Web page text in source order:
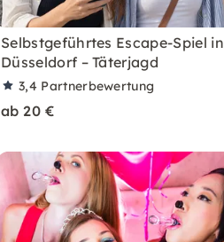
Selbstgeführtes Escape-Spiel in
Düsseldorf – Täterjagd
3,4 Partnerbewertung
ab 20 €